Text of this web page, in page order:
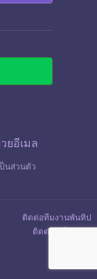
ยอีเมล
นส่วนตัว
ติดต่อทีมงานพันทิป
ติดต่อลงโฆษณา